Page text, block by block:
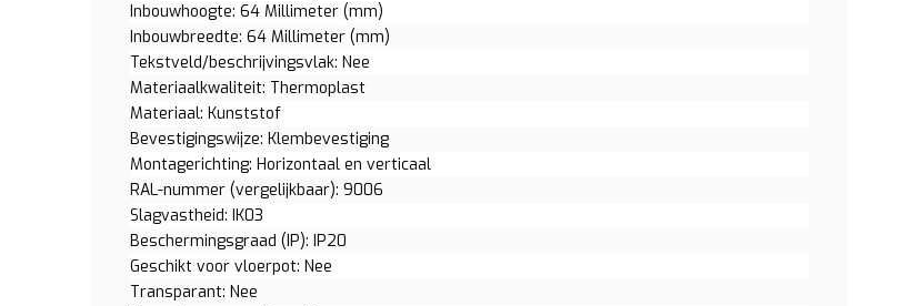
Inbouwhoogte: 64 Millimeter (mm)
Inbouwbreedte: 64 Millimeter (mm)
Tekstveld/beschrijvingsvlak: Nee
Materiaalkwaliteit: Thermoplast
Materiaal: Kunststof
Bevestigingswijze: Klembevestiging
Montagerichting: Horizontaal en verticaal
RAL-nummer (vergelijkbaar): 9006
Slagvastheid: IK03
Beschermingsgraad (IP): IP20
Geschikt voor vloerpot: Nee
Transparant: Nee